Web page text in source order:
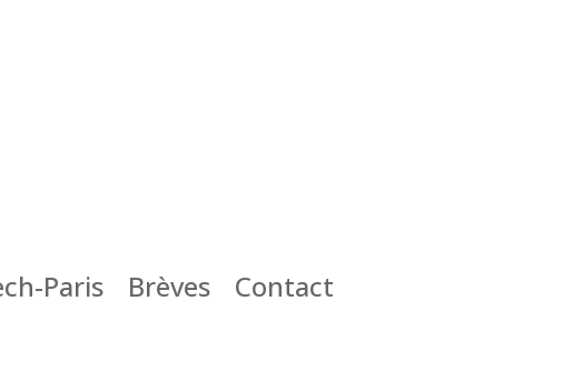
Paris Brèves Contact